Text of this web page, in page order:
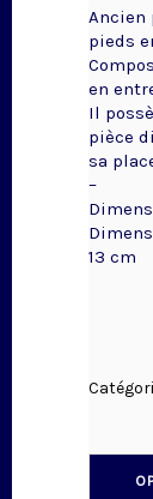
Ancien
pieds
en
Il
pièce
sa
–
13 cm